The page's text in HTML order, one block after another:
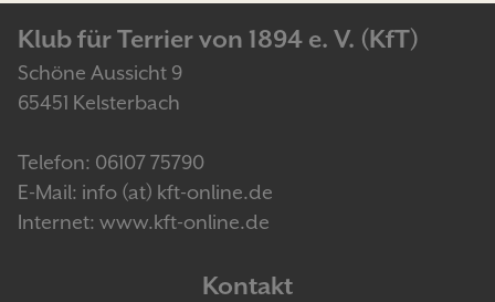
Klub für Terrier von 1894 e. V. (KfT)
Schöne Aussicht 9
65451 Kelsterbach
Telefon: 06107 75790
E-Mail: info (at) kft-online.de
Internet: www.kft-online.de
Kontakt